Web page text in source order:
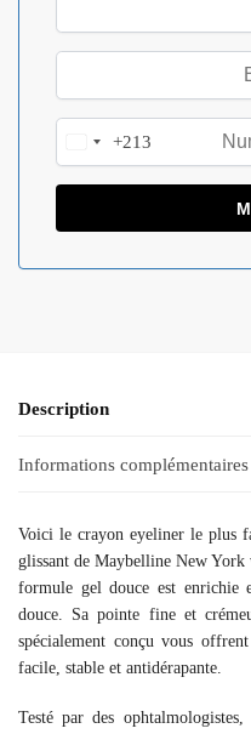
e
3
+213
Description
Informations complémentaires
Voici le crayon eyeliner le plus
glissant de Maybelline New
formule gel douce est enrichie
douce. Sa pointe fine et
spécialement conçu vous
facile, stable et antidérapante.
Testé par des